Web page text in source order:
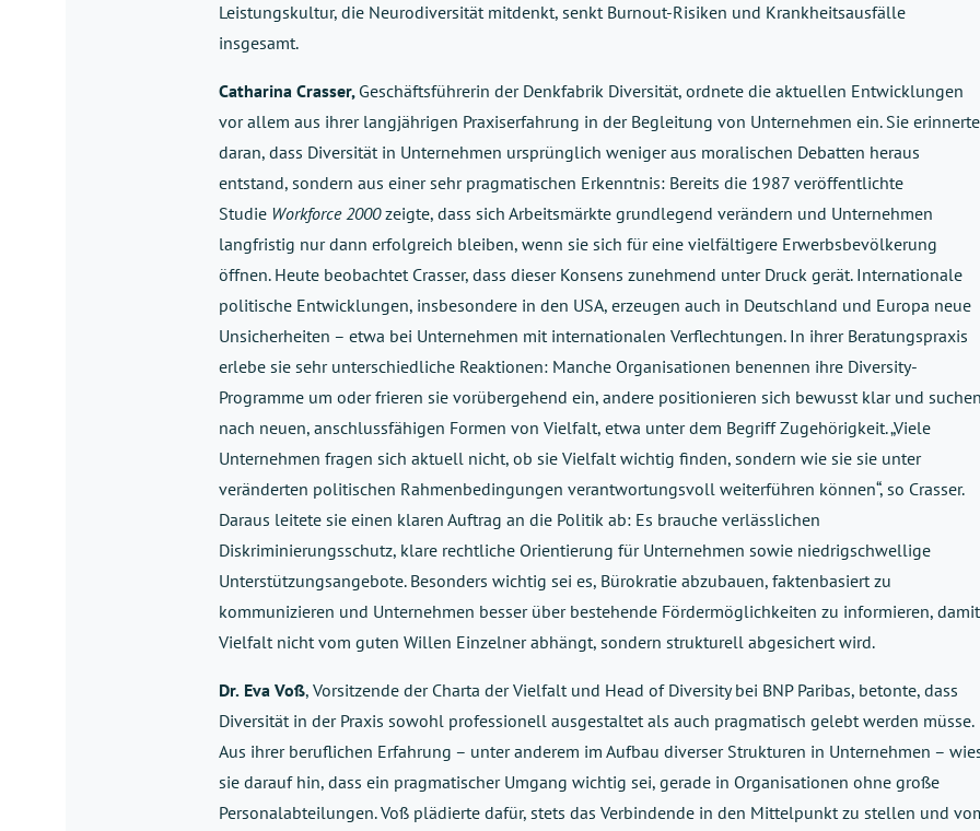
Leistungskultur, die Neurodiversität mitdenkt, senkt Burnout-Risiken und Krankheitsausfälle
insgesamt.
Catharina Crasser, Geschäftsführerin der Denkfabrik Diversität, ordnete die aktuellen Entwicklungen
vor allem aus ihrer langjährigen Praxiserfahrung in der Begleitung von Unternehmen ein. Sie erinnerte
daran, dass Diversität in Unternehmen ursprünglich weniger aus moralischen Debatten heraus
entstand, sondern aus einer sehr pragmatischen Erkenntnis: Bereits die 1987 veröffentlichte
Studie Workforce 2000zeigte, dass sich Arbeitsmärkte grundlegend verändern und Unternehmen
langfristig nur dann erfolgreich bleiben, wenn sie sich für eine vielfältigere Erwerbsbevölkerung
öffnen. Heute beobachtet Crasser, dass dieser Konsens zunehmend unter Druck gerät. Internationale
politische Entwicklungen, insbesondere in den USA, erzeugen auch in Deutschland und Europa neue
Unsicherheiten – etwa bei Unternehmen mit internationalen Verflechtungen. In ihrer Beratungspraxis
erlebe sie sehr unterschiedliche Reaktionen: Manche Organisationen benennen ihre Diversity-
Programme um oder frieren sie vorübergehend ein, andere positionieren sich bewusst klar und
nach neuen, anschlussfähigen Formen von Vielfalt, etwa unter dem Begriff Zugehörigkeit. „Viele
Unternehmen fragen sich aktuell nicht, ob sie Vielfalt wichtig finden, sondern wie sie sie unter
veränderten politischen Rahmenbedingungen verantwortungsvoll weiterführen können“, so Crasser.
Daraus leitete sie einen klaren Auftrag an die Politik ab: Es brauche verlässlichen
Diskriminierungsschutz, klare rechtliche Orientierung für Unternehmen sowie niedrigschwellige
Unterstützungsangebote. Besonders wichtig sei es, Bürokratie abzubauen, faktenbasiert zu
kommunizieren und Unternehmen besser über bestehende Fördermöglichkeiten zu informieren, damit
Vielfalt nicht vom guten Willen Einzelner abhängt, sondern strukturell abgesichert wird.
Dr. Eva Voß, Vorsitzende der Charta der Vielfalt und Head of Diversity bei BNP Paribas, betonte, dass
Diversität in der Praxis sowohl professionell ausgestaltet als auch pragmatisch gelebt werden müsse.
Aus ihrer beruflichen Erfahrung – unter anderem im Aufbau diverser Strukturen in Unternehmen –
sie darauf hin, dass ein pragmatischer Umgang wichtig sei, gerade in Organisationen ohne große
Personalabteilungen. Voß plädierte dafür, stets das Verbindende in den Mittelpunkt zu stellen und